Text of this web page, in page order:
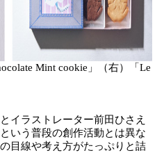
Mint cookie」（右）「Le
イラストレーター前田ひさえ
いう普段の創作活動とは異な
目線や考え方がたっぷりと詰